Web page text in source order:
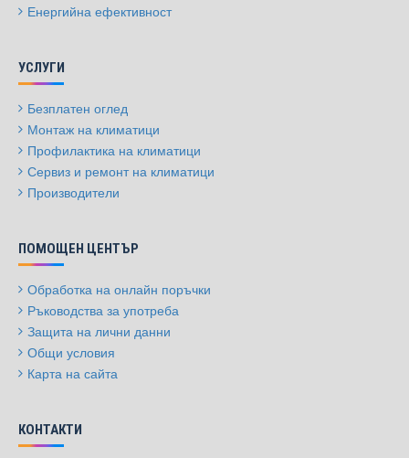
Енергийна ефективност
УСЛУГИ
Безплатен оглед
Монтаж на климатици
Профилактика на климатици
Сервиз и ремонт на климатици
Производители
ПОМОЩЕН ЦЕНТЪР
Обработка на онлайн поръчки
Ръководства за употреба
Защита на лични данни
Общи условия
Карта на сайта
КОНТАКТИ